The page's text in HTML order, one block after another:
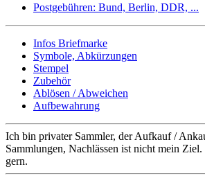
Postgebühren: Bund, Berlin, DDR, ...
Infos Briefmarke
Symbole, Abkürzungen
Stempel
Zubehör
Ablösen / Abweichen
Aufbewahrung
Ich bin privater Sammler, der Aufkauf /
Sammlungen, Nachlässen ist nicht mein
gern.